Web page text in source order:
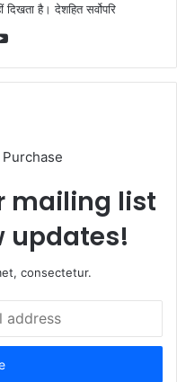
है। देशहित सर्वोपरि
YouTube
mailing list
updates!
consectetur.